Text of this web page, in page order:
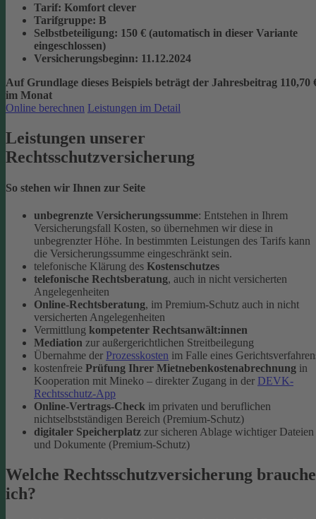
Tarif: Komfort clever
Tarifgruppe: B
Selbstbeteiligung: 150 € (automatisch in dieser Variante
eingeschlossen)
Versicherungsbeginn: 11.12.2024
Auf Grundlage dieses Beispiels beträgt der Jahresbeitrag 110,70
im Monat
Online berechnen Leistungen im Detail
Leistungen unserer
Rechtsschutzversicherung
So stehen wir Ihnen zur Seite
unbegrenzte Versicherungssumme: Entstehen in Ihrem
Versicherungsfall Kosten, so übernehmen wir diese in
unbegrenzter Höhe. In bestimmten Leistungen des Tarifs kann
die Versicherungssumme eingeschränkt sein.
telefonische Klärung des Kostenschutzes
telefonische Rechtsberatung, auch in nicht versicherten
Angelegenheiten
Online-Rechtsberatung, im Premium-Schutz auch in nicht
versicherten Angelegenheiten
Vermittlung kompetenter Rechtsanwält:innen
Mediation zur außergerichtlichen Streitbeilegung
Übernahme der Prozesskosten im Falle eines
kostenfreie Prüfung Ihrer Mietnebenkostenabrechnung in
Kooperation mit Mineko – direkter Zugang in der DEVK-
Rechtsschutz-App
Online-Vertrags-Check im privaten und beruflichen
nichtselbstständigen Bereich (Premium-Schutz)
digitaler Speicherplatz zur sicheren Ablage wichtiger Dateien
und Dokumente (Premium-Schutz)
Welche Rechtsschutzversicherung brauche
ich?